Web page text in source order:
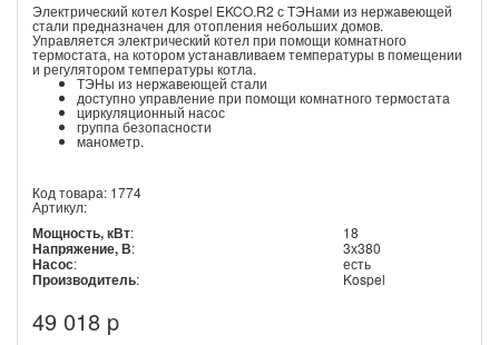
Электрический котел Kospel EKCO.R2 с ТЭНами из нержавеющей
стали предназначен для отопления небольших домов.
Управляется электрический котел при помощи комнатного
термостата, на котором устанавливаем температуры в помещении
и регулятором температуры котла.
ТЭНы из нержавеющей стали
доступно управление при помощи комнатного термостата
циркуляционный насос
группа безопасности
манометр.
Код товара: 1774
Артикул:
Мощность, кВт: 18
Напряжение, В: 3х380
Насос: есть
Производитель: Kospel
49 018 p